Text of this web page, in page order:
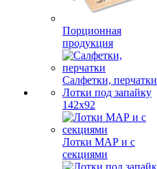
Порционная
продукция
Салфетки, перчатки
Лотки под запайку
142х92
Лотки МАР и с
секциями